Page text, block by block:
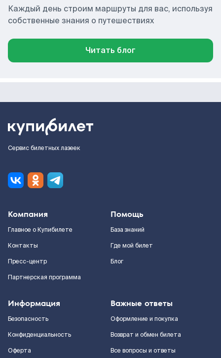
Каждый день строим маршруты для вас, используя
собственные знания о путешествиях
Читать блог
Сервис билетных лазеек
Компания
Главное о Купибилете
Контакты
Пресс-центр
Партнерская программа
Помощь
База знаний
Где мой билет
Блог
Информация
Безопасность
Конфиденциальность
Оферта
Важные ответы
Оформление и покупка
Возврат и обмен билета
Все вопросы и ответы